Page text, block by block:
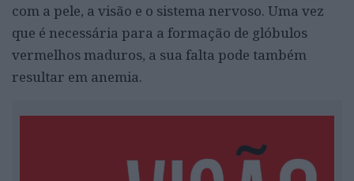
com a pele, a visão e o sistema nervoso. Uma vez
que é necessária para a formação de glóbulos
vermelhos maduros, a sua falta pode também
resultar em anemia.